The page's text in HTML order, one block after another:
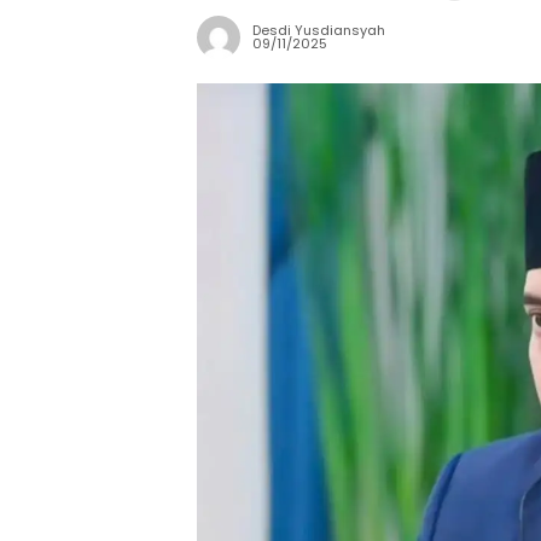
Desdi Yusdiansyah
09/11/2025